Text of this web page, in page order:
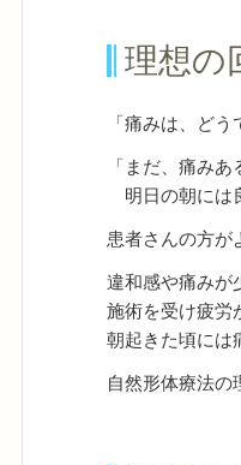
理想の
「痛みは、ど
「まだ、痛みあ
明日の朝には
患者さんの方が
違和感や痛みが
施術を受け疲労
朝起きた頃には
自然形体療法の